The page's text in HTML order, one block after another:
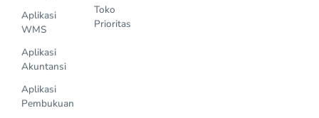
Aplikasi
WMS
Aplikasi
Akuntansi
Aplikasi
Pembukuan
Toko
Prioritas